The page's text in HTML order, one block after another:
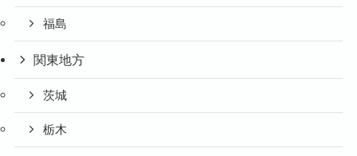
福島
関東地方
茨城
栃木